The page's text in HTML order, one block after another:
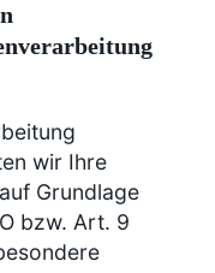
wir Ihre
Grundlage
bzw. Art. 9